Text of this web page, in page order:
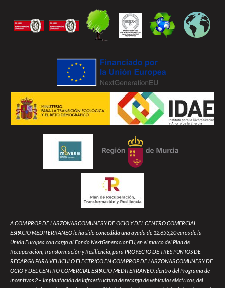
A COM PROP DE LAS ZONAS COMUNES Y DE OCIO Y DEL CENTRO COMERCIAL
ESPACIO MEDITERRANEO le ha sido concedida una ayuda de 12.653,20 euros de la
Unión Europea con cargo al Fondo NextGeneracionEU, en el marco del Plan de
Recuperación, Transformación y Resiliencia, para PROYECTO DE TRES PUNTOS DE
RECARGA PARA VEHICULO ELECTRICO EN COM PROP DE LAS ZONAS COMUNES Y DE
OCIO Y DEL CENTRO COMERCIAL ESPACIO MEDITERRANEO. dentro del Programa de
incentivos 2 – Implantación de Infraestructura de recarga de vehículos eléctricos, del